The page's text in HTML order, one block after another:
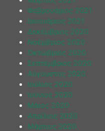
Φεβρουάριος 2021
Ιανουάριος 2021
Δεκέμβριος 2020
Νοέμβριος 2020
Οκτώβριος 2020
Σεπτέμβριος 2020
Αύγουστος 2020
Ιούλιος 2020
Ιούνιος 2020
Μάιος 2020
Απρίλιος 2020
Μάρτιος 2020